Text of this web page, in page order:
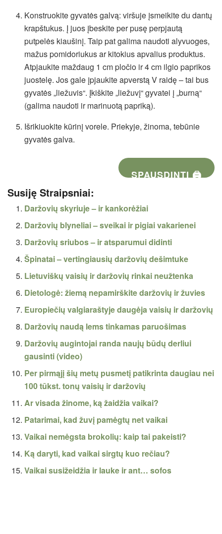
Konstruokite gyvatės galvą: viršuje įsmeikite du dantų
krapštukus. Į juos įbeskite per pusę perpjautą
putpelės kiaušinį. Taip pat galima naudoti alyvuoges,
mažus pomidoriukus ar kitokius apvalius produktus.
Atpjaukite maždaug 1 cm pločio ir 4 cm ilgio paprikos
juostelę. Jos gale įpjaukite apverstą V raidę – tai bus
gyvatės „liežuvis“. Įkiškite „liežuvį“ gyvatei į „burną“
(galima naudoti ir marinuotą papriką).
Išrikiuokite kūrinį vorele. Priekyje, žinoma, tebūnie
gyvatės galva.
SPAUSDINTI 🖨
Susiję Straipsniai:
Daržovių skyriuje – ir kankorėžiai
Daržovių blyneliai – sveikai ir pigiai vakarienei
Daržovių sriubos – ir atsparumui didinti
Špinatai – vertingiausių daržovių dešimtuke
Lietuviškų vaisių ir daržovių rinkai neužtenka
Dietologė: žiemą nepamirškite daržovių ir žuvies
Europiečių valgiaraštyje daugėja vaisių ir daržovių
Daržovių naudą lems tinkamas paruošimas
Daržovių augintojai randa naujų būdų derliui
gausinti (video)
Per pirmąjį šių metų pusmetį patikrinta daugiau nei
100 tūkst. tonų vaisių ir daržovių
Ar visada žinome, ką žaidžia vaikai?
Patarimai, kad žuvį pamėgtų net vaikai
Vaikai nemėgsta brokolių: kaip tai pakeisti?
Ką daryti, kad vaikai sirgtų kuo rečiau?
Vaikai susižeidžia ir lauke ir ant… sofos